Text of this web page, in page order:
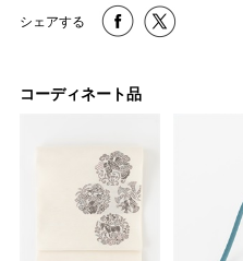
2 鯨尺寸法となりますので上
3 反物の巾により表記の裄の
す。その際は、目一杯での
シェアする
コーディネート品